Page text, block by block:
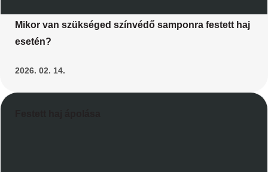
Mikor van szükséged színvédő samponra festett haj
esetén?
2026. 02. 14.